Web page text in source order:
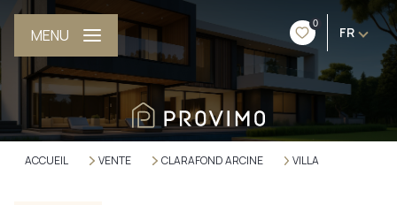
0
FR
MENU
ACCUEIL VENTE CLARAFOND ARCINE VILLA